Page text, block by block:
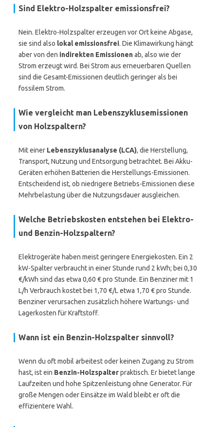
Sind Elektro-Holzspalter emissionsfrei?
Nein. Elektro-Holzspalter erzeugen vor Ort keine Abgase,
sie sind also lokal emissionsfrei. Die Klimawirkung hängt
aber von den indirekten Emissionenab, also wie der
Strom erzeugt wird. Bei Strom aus erneuerbaren Quellen
sind die Gesamt-Emissionen deutlich geringer als bei
fossilem Strom.
Wie vergleicht man Lebenszyklusemissionen
von Holzspaltern?
Mit einer Lebenszyklusanalyse (LCA), die Herstellung,
Transport, Nutzung und Entsorgung betrachtet. Bei Akku-
Geräten erhöhen Batterien die Herstellungs-Emissionen.
Entscheidend ist, ob niedrigere Betriebs-Emissionen diese
Mehrbelastung über die Nutzungsdauer ausgleichen.
Welche Betriebskosten entstehen bei Elektro-
und Benzin-Holzspaltern?
Elektrogeräte haben meist geringere Energiekosten. Ein 2
kW-Spalter verbraucht in einer Stunde rund 2 kWh; bei 0,30
€/kWh sind das etwa 0,60 € pro Stunde. Ein Benziner mit 1
L/h Verbrauch kostet bei 1,70 €/L etwa 1,70 € pro Stunde.
Benziner verursachen zusätzlich höhere Wartungs- und
Lagerkosten für Kraftstoff.
Wann ist ein Benzin-Holzspalter sinnvoll?
Wenn du oft mobil arbeitest oder keinen Zugang zu Strom
hast, ist ein Benzin-Holzspalterpraktisch. Er bietet lange
Laufzeiten und hohe Spitzenleistung ohne Generator. Für
große Mengen oder Einsätze im Wald bleibt er oft die
effizientere Wahl.